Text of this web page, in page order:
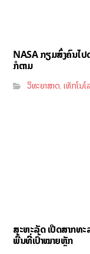
NASA ກຽມສົ່ງຄົນໄປ
ກໍຕາມ
ວິທະຍາສາດ,ເທັກໂນໂ
ສະຫະລັດ ເປີດສາກທະ
ພື້ນທີ່ເປົ້າໝາຍຫຼັກ